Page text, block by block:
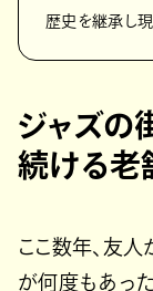
歴史を継承し
ジャズの
続ける老
ここ数年、友人
が何度もあっ